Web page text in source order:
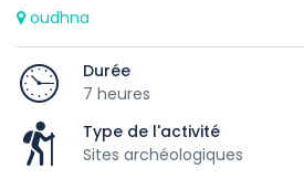
oudhna
Durée
7 heures
Type de l'activité
Sites archéologiques